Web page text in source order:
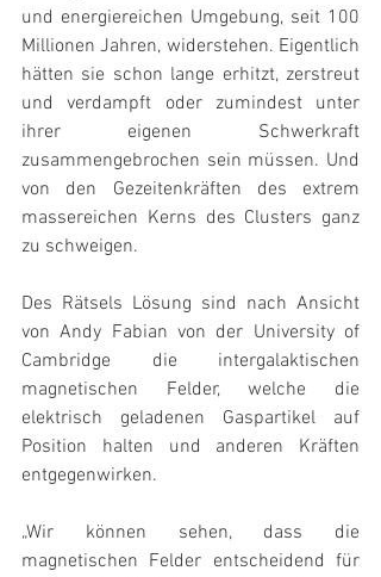
und energiereichen Umgebung, seit 100
Millionen Jahren, widerstehen. Eigentlich
hätten sie schon lange erhitzt, zerstreut
und verdampft oder zumindest unter
ihrer eigenen Schwerkraft
zusammengebrochen sein müssen. Und
von den Gezeitenkräften des extrem
massereichen Kerns des Clusters ganz
zu schweigen.
Des Rätsels Lösung sind nach Ansicht
von Andy Fabian von der University of
Cambridge die intergalaktischen
magnetischen Felder, welche die
elektrisch geladenen Gaspartikel auf
Position halten und anderen Kräften
entgegenwirken.
„Wir können sehen, dass die
magnetischen Felder entscheidend für